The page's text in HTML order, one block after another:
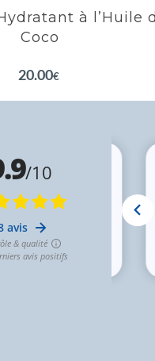
à l’Huile
Coco
20.00€
SAVOIR PLUS